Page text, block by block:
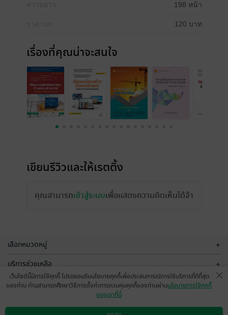
198 หน้า
120 บาท
เรื่องที่คุณน่าจะสนใจ
เขียนรีวิวและให้เรตติ้ง
คุณสามารถเข้าสู่ระบบเพื่อแสดงความคิดเห็นได้จ้า
เลือกหมวดหมู่ +
บริการช่วยเหลือ +
เกี่ยวกับเรา
เว็บไซต์นี้มีการใช้คุกกี้ โปรดยอมรับนโยบายคุกกี้เพื่อประสบการณ์การใช้บริการที่ดีที่สุด
ของท่าน ท่านสามารถศึกษาวิธีการตั้งค่าการควบคุมคุกกี้ของท่านผ่านนโยบายการใช้คุกกี้
ของเราที่นี่